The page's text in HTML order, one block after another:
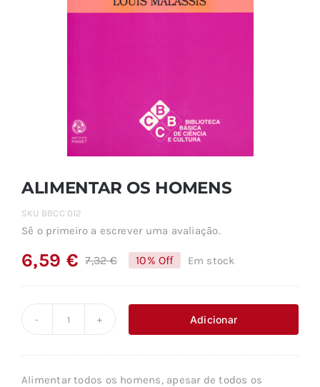
ALIMENTAR OS HOMENS
SKU BBCC 012
Sê o primeiro a escrever uma avaliação.
7,32€O
era:
6,59 €
O
é:
10% Off Em stock
Adicionar
Alimentar todos os homens, apesar de todos os